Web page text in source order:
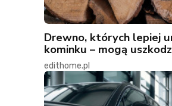
Drewno, których lepiej
kominku – mogą
edithome.pl